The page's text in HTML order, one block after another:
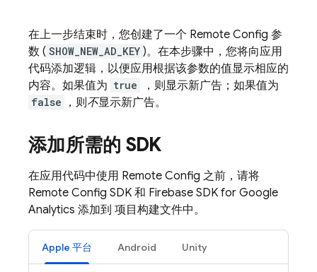
在上一步结束时，您创建了一个 Remote Config 参
数 ( SHOW_NEW_AD_KEY )。在本步骤中，您将向应用
代码添加逻辑，以便应用根据该参数的值显示相应的
内容。如果值为 true ，则显示新广告；如果值为
false ，则不显示新广告。
添加所需的 SDK
在应用代码中使用 Remote Config 之前，请将
Remote Config SDK 和 Firebase SDK for Google
Analytics 添加到 项目构建文件中。
Apple 平台 Android Unity